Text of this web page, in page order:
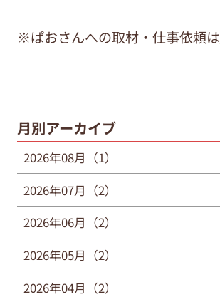
※ぱおさんへの取材・仕事依頼は
月別アーカイブ
2026年08月（1）
2026年07月（2）
2026年06月（2）
2026年05月（2）
2026年04月（2）